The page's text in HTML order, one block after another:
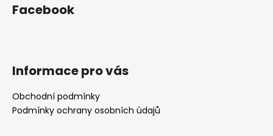
Facebook
Informace pro vás
Obchodní podmínky
Podmínky ochrany osobních údajů